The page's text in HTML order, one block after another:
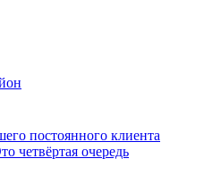
постоянного клиента
четвёртая очередь